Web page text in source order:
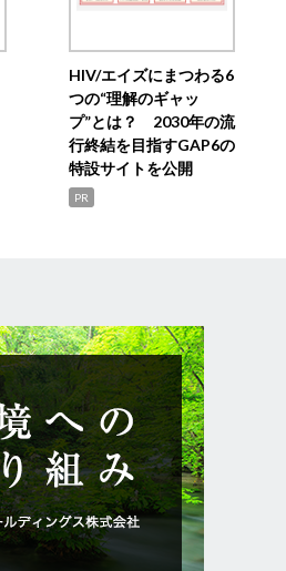
HIV/エイズにまつわる6
つの“理解のギャッ
プ”とは？ 2030年の流
行終結を目指すGAP6の
特設サイトを公開
PR